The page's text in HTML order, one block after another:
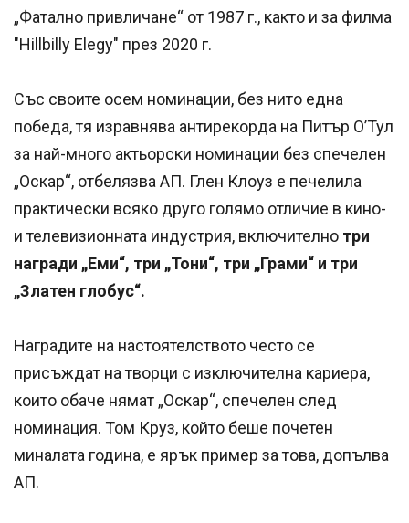
„Фатално привличане“ от 1987 г., както и за филма
"Hillbilly Elegy" през 2020 г.
Със своите осем номинации, без нито една
победа, тя изравнява антирекорда на Питър О’Тул
за най-много актьорски номинации без спечелен
„Оскар“, отбелязва АП. Глен Клоуз е печелила
практически всяко друго голямо отличие в кино-
и телевизионната индустрия, включително три
награди „Еми“, три „Тони“, три „Грами“ и три
„Златен глобус“.
Наградите на настоятелството често се
присъждат на творци с изключителна кариера,
които обаче нямат „Оскар“, спечелен след
номинация. Том Круз, който беше почетен
миналата година, е ярък пример за това, допълва
АП.